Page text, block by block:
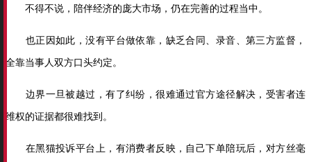
不得不说，陪伴经济的庞大市场，仍在完善的过程当中。
也正因如此，没有平台做依靠，缺乏合同、录音、第三方监督，
全靠当事人双方口头约定。
边界一旦被越过，有了纠纷，很难通过官方途径解决，受害者连
维权的证据都很难找到。
在黑猫投诉平台上，有消费者反映，自己下单陪玩后，对方丝毫